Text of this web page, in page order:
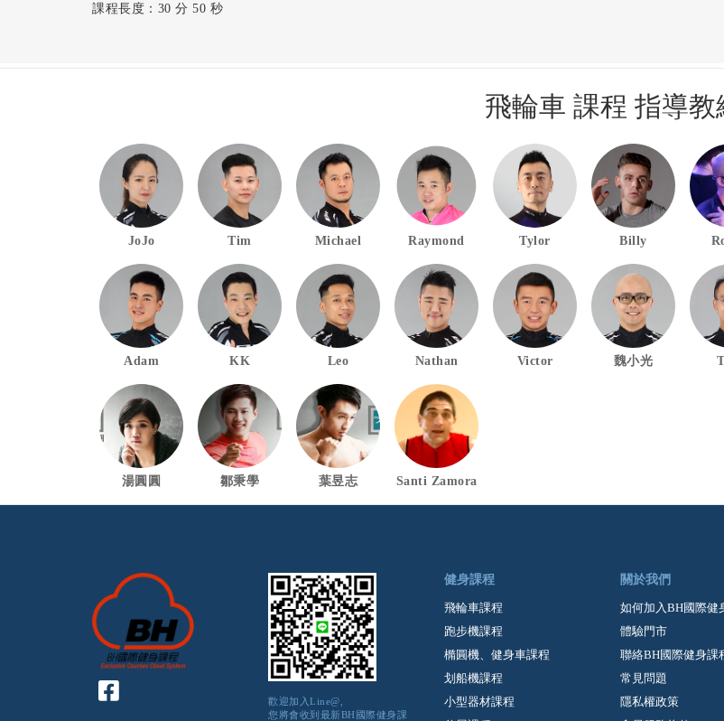
課程長度：30 分 50 秒
飛輪車 課程 指導教
JoJo Tim Michael Raymond Tylor Billy
Adam KK Leo Nathan Victor 魏小光
湯圓圓 鄒秉學 葉昱志 Santi Zamora
歡迎加入Line@,
您將會收到最新BH國際健身課
健身課程
飛輪車課程
跑步機課程
橢圓機、健身車課程
划船機課程
小型器材課程
關於我們
如何加入BH國際健
體驗門市
聯絡BH國際健身課
常見問題
隱私權政策